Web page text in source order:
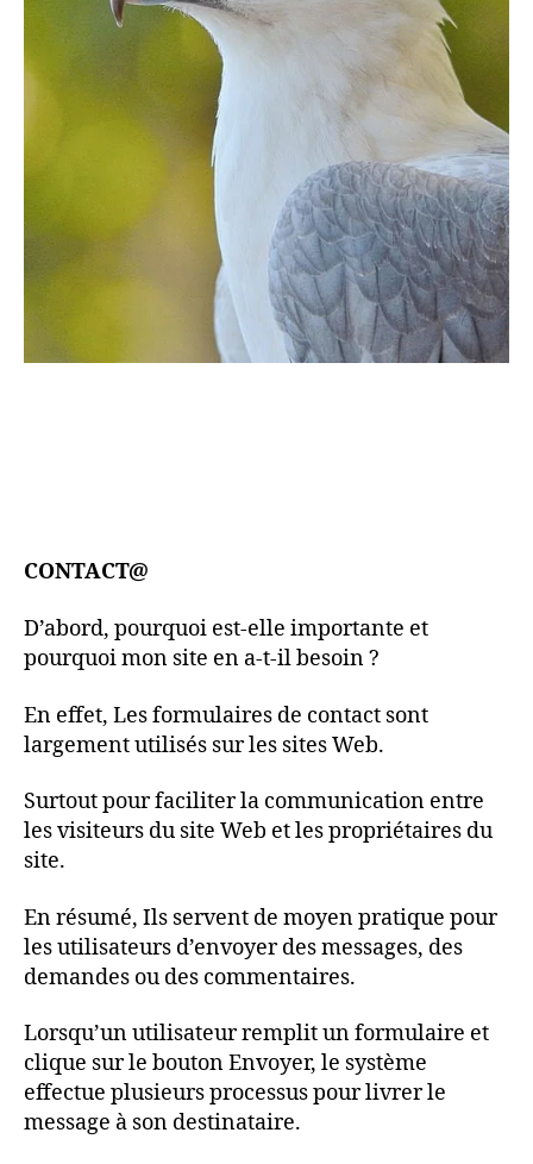
CONTACT@
D’abord, pourquoi est-elle importante et
pourquoi mon site en a-t-il besoin ?
En effet, Les formulaires de contact sont
largement utilisés sur les sites Web.
Surtout pour faciliter la communication entre
les visiteurs du site Web et les propriétaires du
site.
En résumé, Ils servent de moyen pratique pour
les utilisateurs d’envoyer des messages, des
demandes ou des commentaires.
Lorsqu’un utilisateur remplit un formulaire et
clique sur le bouton Envoyer, le système
effectue plusieurs processus pour livrer le
message à son destinataire.